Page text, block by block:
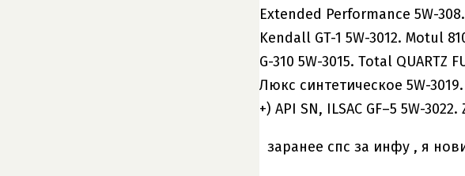
Extended Performance 5W-308.
Kendall GT-1 5W-3012. Motul
G-310 5W-3015. Total QUARTZ
Люкс синтетическое 5W-
+) API SN, ILSAC GF–5 5W-
заранее спс за инфу , я